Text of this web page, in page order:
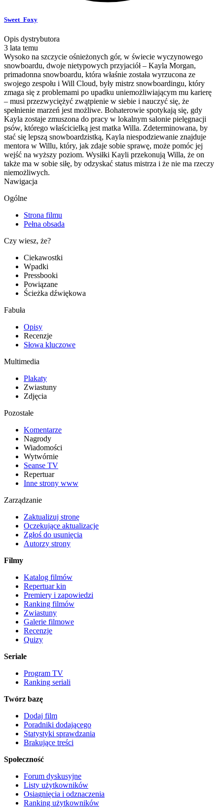
Sweet_Foxy
Opis dystrybutora
3 lata temu
Wysoko na szczycie ośnieżonych gór, w świecie wyczynowego
snowboardu, dwoje nietypowych przyjaciół – Kayla Morgan,
primadonna snowboardu, która właśnie została wyrzucona ze
swojego zespołu i Will Cloud, były mistrz snowboardingu, który
zmaga się z problemami po upadku uniemożliwiającym mu karierę
– musi przezwyciężyć zwątpienie w siebie i nauczyć się, że
spełnienie marzeń jest możliwe. Bohaterowie spotykają się, gdy
Kayla zostaje zmuszona do pracy w lokalnym salonie pielęgnacji
psów, którego właścicielką jest matka Willa. Zdeterminowana, by
stać się lepszą snowboardzistką, Kayla niespodziewanie znajduje
mentora w Willu, który, jak zdaje sobie sprawę, może pomóc jej
wejść na wyższy poziom. Wysiłki Kayli przekonują Willa, że on
także ma w sobie siłę, by odzyskać status mistrza i że nie ma rzeczy
niemożliwych.
Nawigacja
Ogólne
Strona filmu
Pełna obsada
Czy wiesz, że?
Ciekawostki
Wpadki
Pressbooki
Powiązane
Ścieżka dźwiękowa
Fabuła
Opisy
Recenzje
Słowa kluczowe
Multimedia
Plakaty
Zwiastuny
Zdjęcia
Pozostałe
Komentarze
Nagrody
Wiadomości
Wytwórnie
Seanse TV
Repertuar
Inne strony www
Zarządzanie
Zaktualizuj stronę
Oczekujące aktualizacje
Zgłoś do usunięcia
Autorzy strony
Filmy
Katalog filmów
Repertuar kin
Premiery i zapowiedzi
Ranking filmów
Zwiastuny
Galerie filmowe
Recenzje
Quizy
Seriale
Program TV
Ranking seriali
Twórz bazę
Dodaj film
Poradniki dodającego
Statystyki sprawdzania
Brakujące treści
Społeczność
Forum dyskusyjne
Listy użytkowników
Osiągnięcia i odznaczenia
Ranking użytkowników